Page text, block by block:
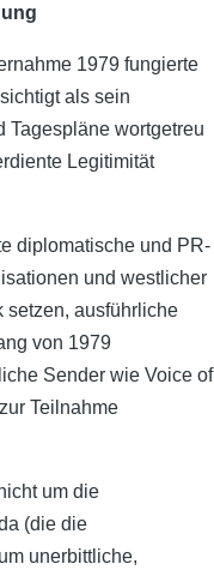
1979 fungierte
als sein
Tagespläne wortgetreu
Legitimität
diplomatische und PR-
und westlicher
setzen, ausführliche
von 1979
Sender wie Voice of
Teilnahme
um die
(die die
unerbittliche,